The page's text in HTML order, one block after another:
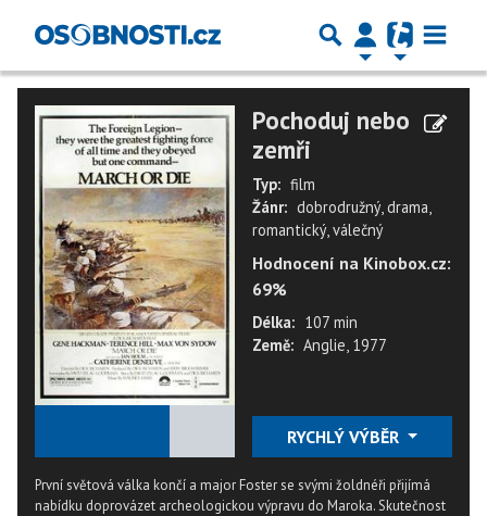
Pochoduj nebo
zemři
Typ: film
Žánr: dobrodružný, drama,
romantický, válečný
Hodnocení na Kinobox.cz:
69%
Délka: 107 min
Země: Anglie, 1977
RYCHLÝ VÝBĚR
První světová válka končí a major Foster se svými žoldnéři přijímá
nabídku doprovázet archeologickou výpravu do Maroka. Skutečnost